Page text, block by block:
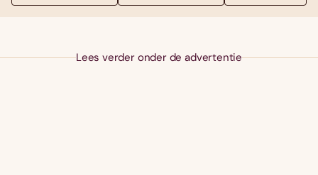
Lees verder onder de advertentie